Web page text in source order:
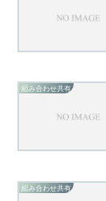
組み合わせ共有
組み合わせ共有